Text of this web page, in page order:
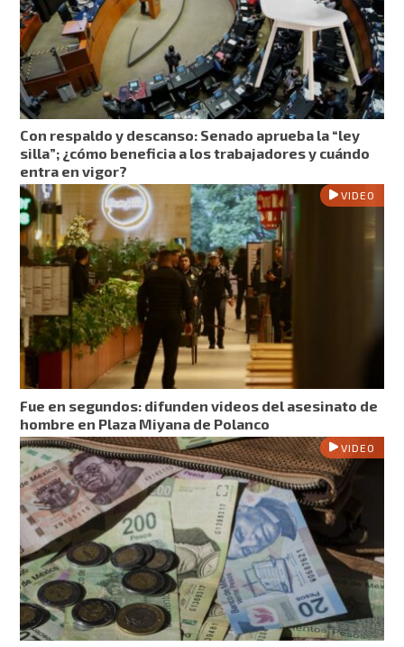
Con respaldo y descanso: Senado aprueba la “ley
silla”; ¿cómo beneficia a los trabajadores y cuándo
entra en vigor?
VIDEO
Fue en segundos: difunden videos del asesinato de
hombre en Plaza Miyana de Polanco
VIDEO